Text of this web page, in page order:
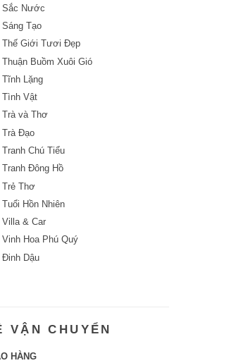
Sắc Nước
Sáng Tạo
Thế Giới Tươi Đẹp
Thuận Buồm Xuôi Gió
Tĩnh Lặng
Tình Vật
Trà và Thơ
Trà Đạo
Tranh Chú Tiểu
Tranh Đông Hồ
Trẻ Thơ
Tuổi Hồn Nhiên
Villa & Car
Vinh Hoa Phú Quý
Đinh Dậu
VẬN CHUYỂN
HÀNG